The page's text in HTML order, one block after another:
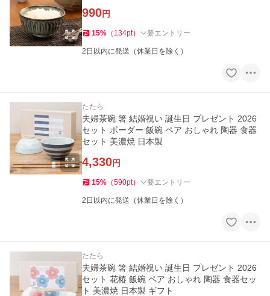
990円
15% （ 134pt） 要エントリー
2日以内に発送（休業日を除く）
たたら
夫婦茶碗 箸 結婚祝い 誕生日 プレゼント 2026
セット ボーダー 飯碗 ペア おしゃれ 陶器 食器
セット 美濃焼 日本製
4,330円
15% （590pt） 要エントリー
2日以内に発送（休業日を除く）
たたら
夫婦茶碗 箸 結婚祝い 誕生日 プレゼント 2026
セット 花椿 飯碗 ペア おしゃれ 陶器 食器セッ
ト 美濃焼 日本製 ギフト